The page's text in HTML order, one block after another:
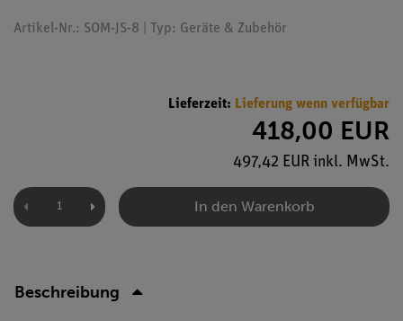
Artikel-Nr.: SOM-JS-8 | Typ: Geräte & Zubehör
Lieferzeit: Lieferung wenn verfügbar
418,00 EUR
497,42 EUR inkl. MwSt.
In den Warenkorb
Beschreibung